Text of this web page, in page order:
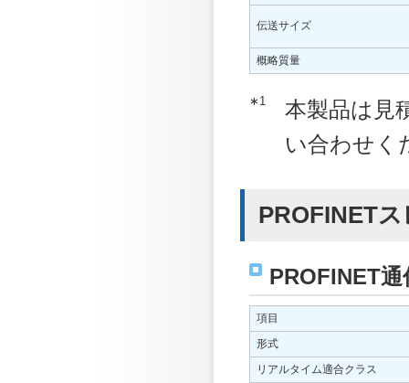
伝送サイズ
概略質量
∗1
本製品は見
い合わせく
PROFINET
PROFINET通
項目
形式
リアルタイム適合クラス